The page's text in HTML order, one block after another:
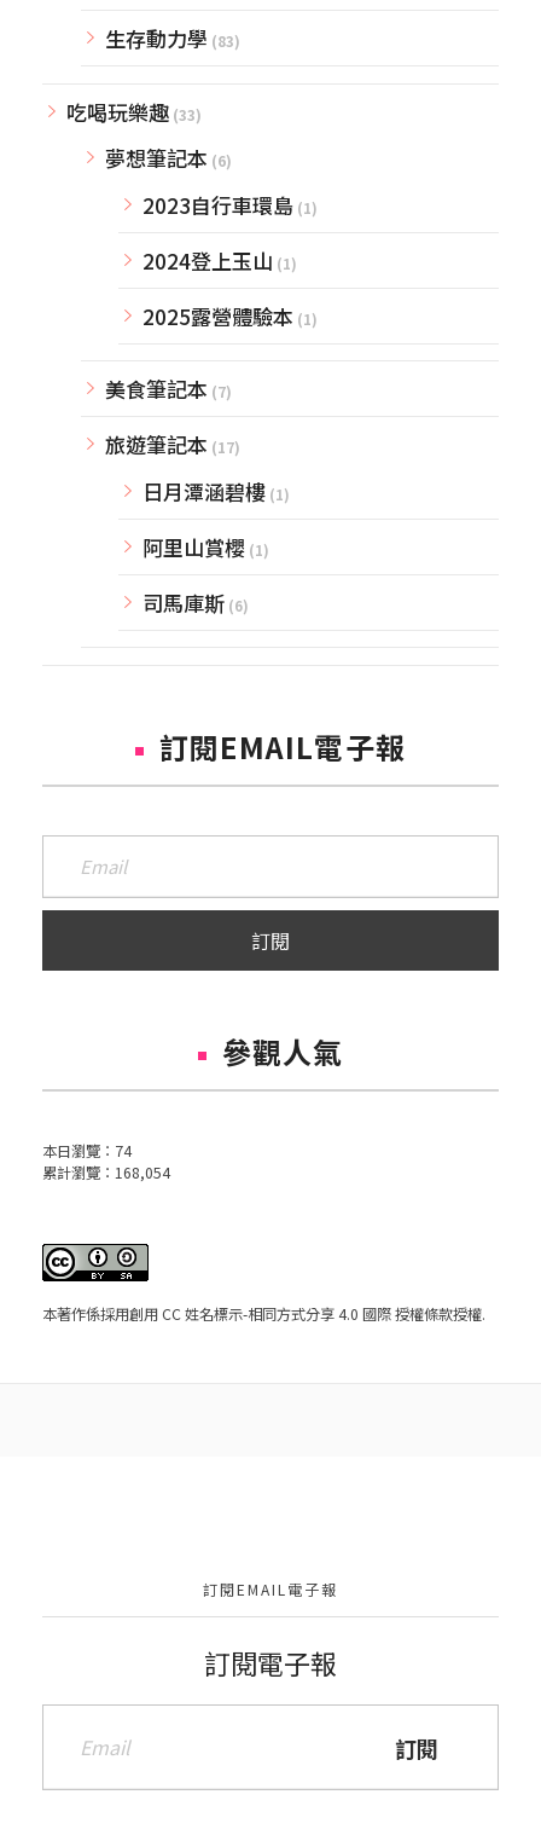
生存動力學 (83)
吃喝玩樂趣 (33)
夢想筆記本 (6)
2023自行車環島 (1)
2024登上玉山 (1)
2025露營體驗本 (1)
美食筆記本 (7)
旅遊筆記本 (17)
日月潭涵碧樓 (1)
阿里山賞櫻 (1)
司馬庫斯 (6)
訂閱EMAIL電子報
參觀人氣
本日瀏覽： 74
累計瀏覽： 168,054
本著作係採用創用 CC 姓名標示-相同方式分享 4.0 國際 授權條款授權.
訂閱EMAIL電子報
訂閱電子報